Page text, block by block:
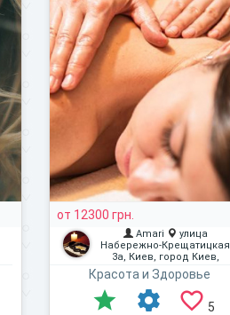
от 12300 грн.
Amari
улица
Набережно-Крещатицкая
3а, Киев, город Киев,
Украина
Красота и Здоровье
5